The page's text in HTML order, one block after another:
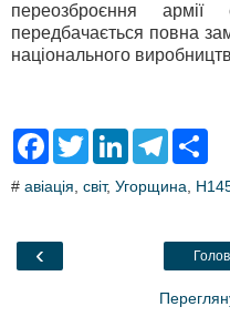
переозброєння
передбачається повна
національного
F
e
o
T
t
L
k
T
e
a
r
# авіація світ, Угорщина
‹